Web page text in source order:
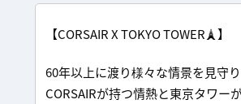
【CORSAIR X TOKYO TOWER🗼】
60年以上に渡り様々な情景を見守
CORSAIRが持つ情熱と東京タワー